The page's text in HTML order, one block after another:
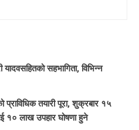
सहभागिता, विभिन्न
प्राविधिक तयारी पूरा, शुक्रबार १५
लाख उपहार घोषणा हुने